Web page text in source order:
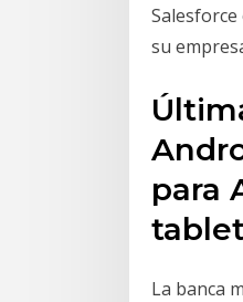
su
para
La banca